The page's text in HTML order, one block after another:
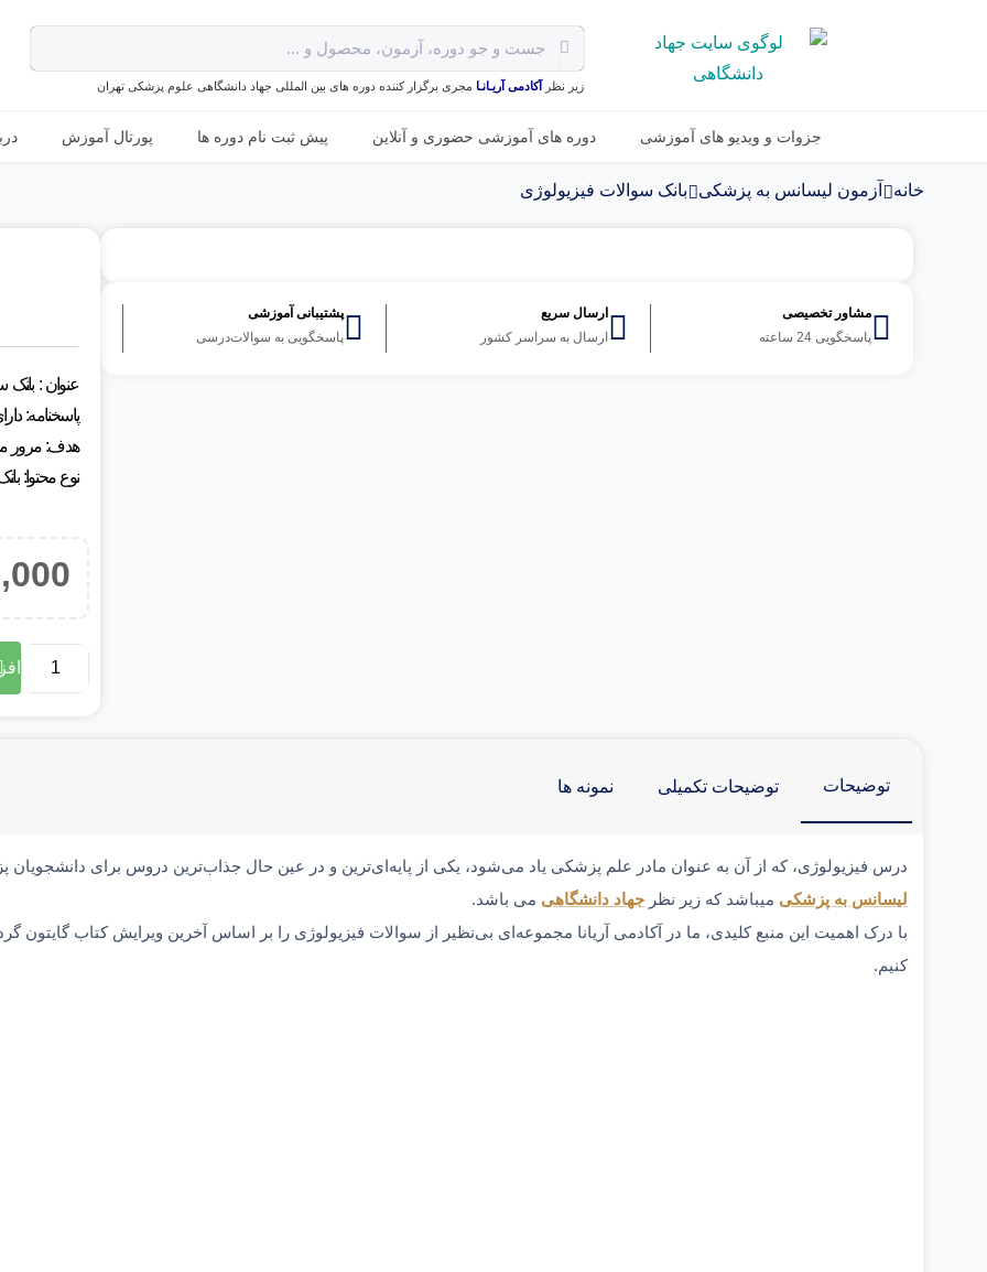
زیر نظر آکادمی آریـانـا مجری برگزار کننده دوره های بین المللی جهاد دانشگاهی علوم پزشکی تهران
جزوات و ویدیو های آموزشی دوره های آموزشی حضوری و آنلاین پیش ثبت نام دوره ها پورتال آموزش
خانه آزمون لیسانس به پزشکی بانک سوالات فیزیولوژی
مشاور تخصیصی
پاسخگویی 24 ساعته
ارسال سریع
ارسال به سراسر کشور
پشتیبانی آموزشی
پاسخگویی به سوالات‌درسی
عنوان : بانک
پاسخنامه:
هدف: مرور
نوع محتوا:
توضیحات توضیحات تکمیلی نمونه ها
درس فیزیولوژی، که از آن به عنوان مادر علم پزشکی یاد می‌شود، یکی از پایه‌ای‌ترین و در عین حال جذاب‌ترین دروس برای
لیسانس به پزشکی میباشد که زیر نظر جهاد دانشگاهی می باشد.
با درک اهمیت این منبع کلیدی، ما در آکادمی آریانا مجموعه‌ای بی‌نظیر از سوالات فیزیولوژی را بر اساس آخرین ویرایش کتاب گایتون
کنیم.